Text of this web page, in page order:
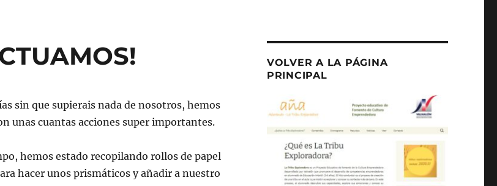
sin que supierais nada de nosotros, hemos
unas cuantas acciones super importantes.
hemos estado recopilando rollos de papel
hacer unos prismáticos y añadir a nuestro
VOLVER A LA PÁGINA
PRINCIPAL